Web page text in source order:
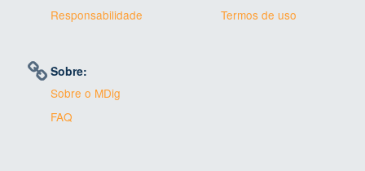
Responsabilidade
Termos de uso
Sobre:
Sobre o MDig
FAQ